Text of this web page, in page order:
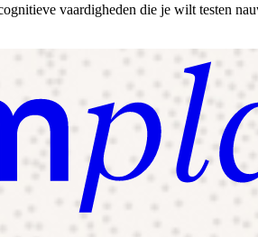
vaardigheden die je wilt testen